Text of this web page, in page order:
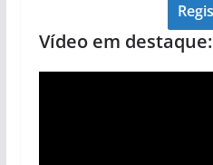
Vídeo em destaque: